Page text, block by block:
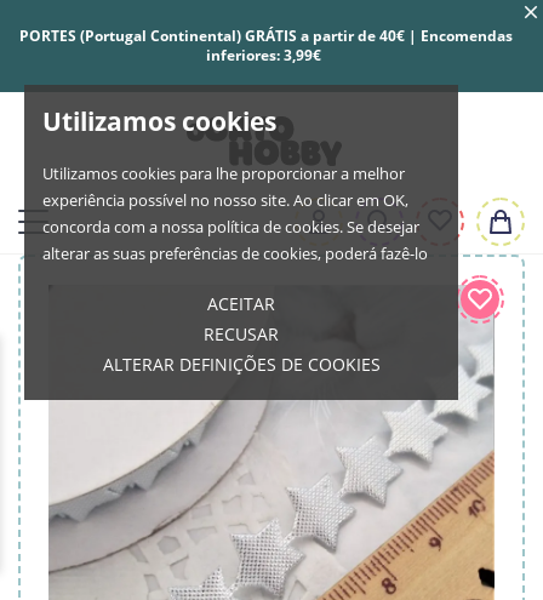
Utilizamos cookies
Utilizamos cookies para lhe proporcionar a melhor
experiência possível no nosso site. Ao clicar em OK,
concorda com a nossa política de cookies. Se desejar
alterar as suas preferências de cookies, poderá fazê-lo
ACEITAR
RECUSAR
ALTERAR DEFINIÇÕES DE COOKIES
PORTES (Portugal Continental) GRÁTIS a partir de 40€ | Encomendas
inferiores: 3,99€